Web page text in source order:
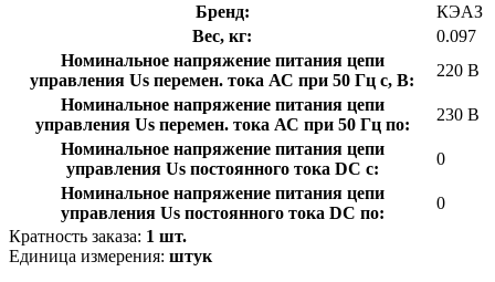
Бренд:
КЭАЗ
Вес, кг:
0.097
Номинальное напряжение питания цепи
управления Us перемен. тока АС при 50 Гц с, В:
220 В
Номинальное напряжение питания цепи
управления Us перемен. тока АС при 50 Гц по:
230 В
Номинальное напряжение питания цепи
управления Us постоянного тока DC с:
0
Номинальное напряжение питания цепи
управления Us постоянного тока DC по:
0
Кратность заказа: 1 шт.
Единица измерения: штук